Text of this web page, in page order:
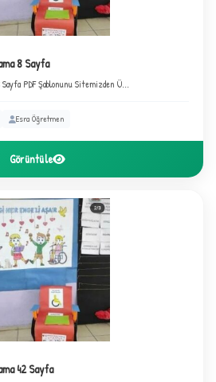
8 Sayfa
PDF Şablonunu Sitemizden Ü...
Esra Öğretmen
Görüntüle
42 Sayfa